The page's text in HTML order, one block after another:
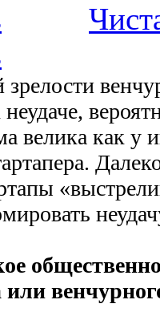
зрелости
велика как у
или